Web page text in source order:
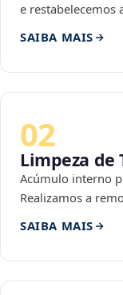
e restabelecemos
SAIBA MAIS
02
Limpeza de
Acúmulo interno
Realizamos a
SAIBA MAIS